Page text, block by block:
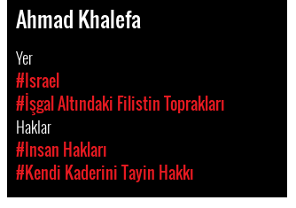
Ahmad Khalefa
Yer
#Israel
#İşgal Altındaki Filistin Toprakları
Haklar
#Insan Hakları
#Kendi Kaderini Tayin Hakkı